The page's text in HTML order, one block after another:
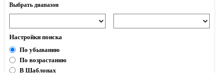
Выбрать диапазон
Настройки поиска
По убыванию
По возрастанию
В Шаблонах